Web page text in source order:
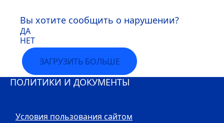
Вы хотите сообщить о нарушении?
ДА
НЕТ
ЗАГРУЗИТЬ БОЛЬШЕ
ПОЛИТИКИ И ДОКУМЕНТЫ
Условия пользования сайтом